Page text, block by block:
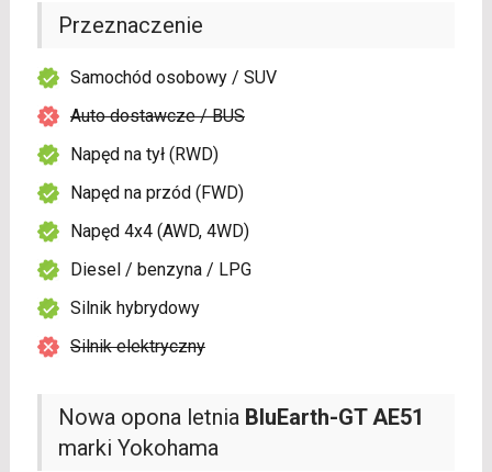
Nowa opona letnia BluEarth-GT AE51
marki Yokohama
Przeznaczenie
Samochód osobowy / SUV
Auto dostawcze / BUS
Napęd na tył (RWD)
Napęd na przód (FWD)
Napęd 4x4 (AWD, 4WD)
Diesel / benzyna / LPG
Silnik hybrydowy
Silnik elektryczny